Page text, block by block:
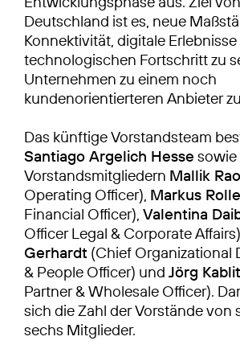
Deutschland ist es, neue
Konnektivität, digitale
technologischen Fortschritt zu
Unternehmen zu einem noch
kundenorientierteren Anbieter
Das künftige Vorstandsteam
Santiago Argelich Hesse sowie
Vorstandsmitgliedern Mallik Rao
Operating Officer), Markus Rolle
Financial Officer), Valentina
Officer Legal & Corporate Affairs),
Gerhardt (Chief Organizational
& People Officer) und Jörg
Partner & Wholesale Officer).
sich die Zahl der Vorstände von
sechs Mitglieder.